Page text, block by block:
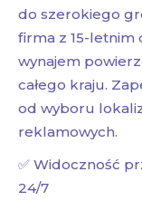
do szerokiego
firma z 15-letnim
wynajem
całego kraju.
od wyboru
reklamowych.
✅ Widoczność
24/7